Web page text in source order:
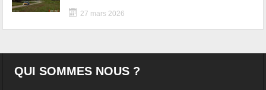
27 mars 2026
QUI SOMMES NOUS ?